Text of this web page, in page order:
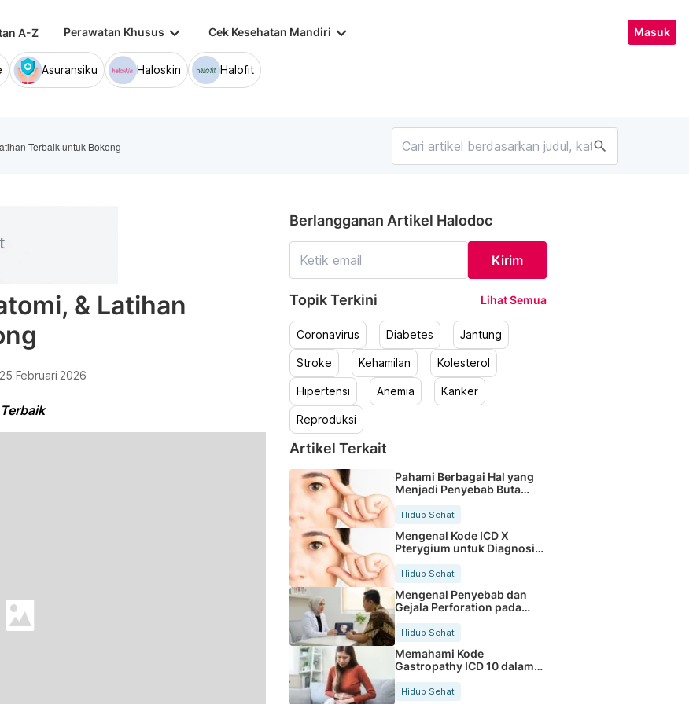
A-Z Perawatan Khusus keyboard_arrow_down Cek Kesehatan Mandiri keyboard_arrow_down Masuk
Asuransiku Haloskin Halofit
Terbaik untuk Bokong search
& Latihan
25 Februari 2026
Berlangganan Artikel Halodoc
Kirim
Topik Terkini Lihat Semua
Coronavirus Diabetes Jantung
Stroke Kehamilan Kolesterol
Hipertensi Anemia Kanker
Reproduksi
Artikel Terkait
Pahami Berbagai Hal yang
Menjadi Penyebab Buta
Hidup Sehat
Mengenal Kode ICD X
Pterygium untuk Diagnosis
Hidup Sehat
Mengenal Penyebab dan
Gejala Perforation pada
Tubuh
Hidup Sehat
Memahami Kode
Gastropathy ICD 10 dalam
Rekam Medis Pasien
Hidup Sehat